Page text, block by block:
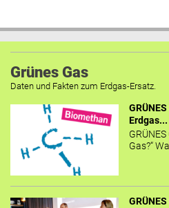
Grünes Gas
Daten und Fakten zum Erdgas-Ersatz.
Erdgas...
Gas?“